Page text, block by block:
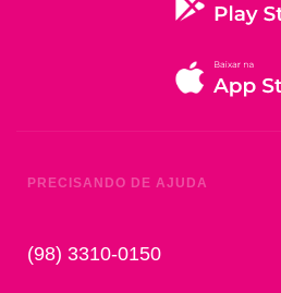
PRECISANDO DE AJUDA
(98) 3310-0150